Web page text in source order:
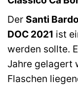
Der Santi
DOC 2021 ist
werden sollte.
Jahre gelagert
Flaschen